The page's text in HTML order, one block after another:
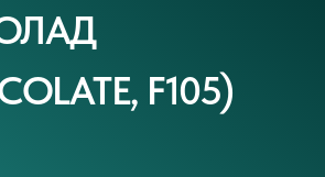
F105)